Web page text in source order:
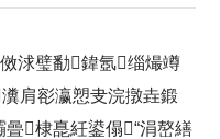
浗璧勫鍏氬缁熶竴
肩彮瀛愬叏浣撴垚鍛
棣嗭紝鍙傝“涓嶅繕